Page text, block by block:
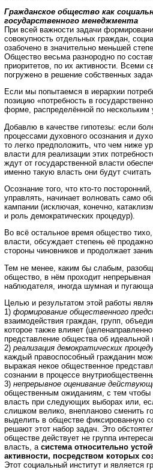
Гражданское общество как
государственного менеджмента
При всей важности задачи
совокупность отдельных граждан,
озабочено в значительно меньшей
Общество весьма разнородно по
приоритетов, по их активности. Всеми
погружено в решение собственных
Если мы попытаемся в иерархии
позицию «потребность в
форме, распределённой по нескольким
Добавлю в качестве гипотезы: если
процессами духовного осознания и
то легко предположить, что чем ниже
власти для реализации этих
ждут от государственной власти
именно такую власть они будут считать
Осознание того, что кто-то
управлять, начинает волновать само
кампании (исключая, конечно,
и роль демократических процедур).
Во всё остальное время общество
власти, обсуждает степень её
стороны чиновников и продолжает
Тем не менее, каким бы слабым,
общество, в нём проходит непрерывная
наблюдателя, иногда шумная и
Целью и результатом этой работы
1) формирование общественного
взаимодействия граждан, групп,
которое также влияет
представление общества об идеальной
2) реализация демократических
каждый правоспособный гражданин
выражая некое общественное
сознании в процессе
3) непрерывное оценивание
общественным ожиданиям, с тем чтобы
власть при следующих выборах или,
слишком велико, внепланово сменить
выделить в обществе фиксированную
решают этот набор задач. Это
обществе действует не группа
власть, а система относительно
активности, посредством которых
Этот социальный институт и является